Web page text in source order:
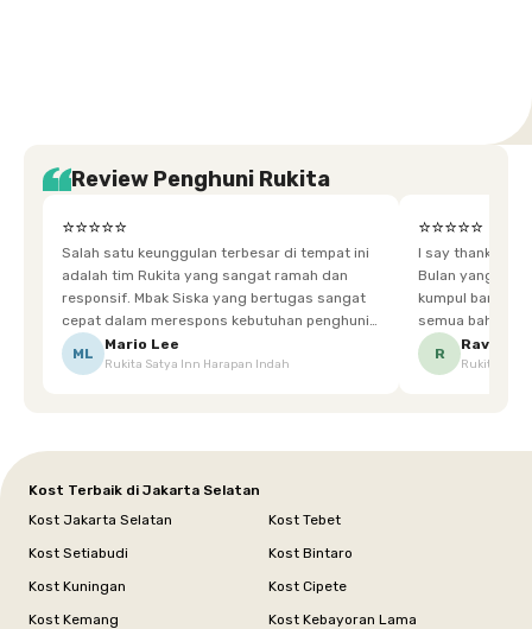
Review Penghuni Rukita
⭐⭐⭐⭐⭐
Salah satu keunggulan terbesar di tempat ini
adalah tim Rukita yang sangat ramah dan
responsif. Mbak Siska yang bertugas sangat
cepat dalam merespons kebutuhan penghuni.
Ketika saya meminta keset karena sempat
terpeleset, permintaan tersebut langsung
ML
Mario Lee
Rukita Satya Inn Harapan Indah
⭐⭐⭐⭐⭐
I say thankyou
Bulan yang super happy! banyak
kumpul bareng
semua bahagia
mgkn saran dari air aja & kebersihan lebih di
R
Ravena
Rukita
Kost Terbaik di Jakarta Selatan
Kost Jakarta Selatan
Kost Tebet
Kost Setiabudi
Kost Bintaro
Kost Kuningan
Kost Cipete
Kost Kemang
Kost Kebayoran Lama